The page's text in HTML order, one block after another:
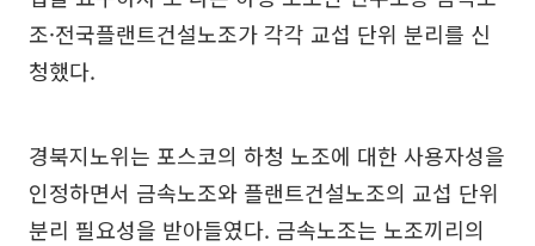
조·전국플랜트건설노조가 각각 교섭 단위 분리를 신
청했다.
경북지노위는 포스코의 하청 노조에 대한 사용자성을
인정하면서 금속노조와 플랜트건설노조의 교섭 단위
분리 필요성을 받아들였다. 금속노조는 노조끼리의